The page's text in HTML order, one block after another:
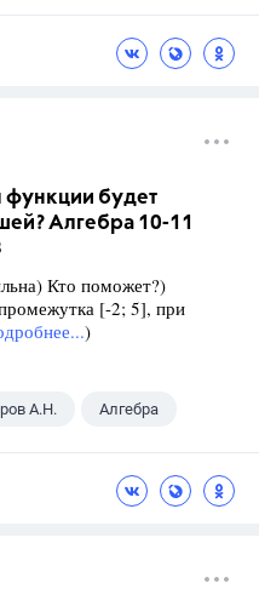
функции будет
Алгебра 10-11
Кто поможет?)
[-2; 5], при
)
А.Н. Алгебра